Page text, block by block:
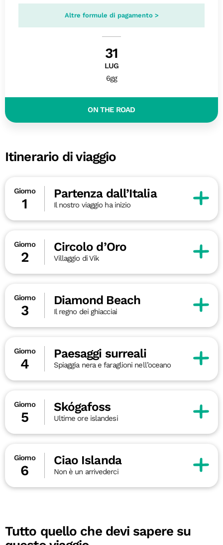
Altre formule di pagamento >
31
LUG
6gg
ON THE ROAD
Itinerario di viaggio
Giorno
1
Partenza dall’Italia
Il nostro viaggio ha inizio
Giorno
2
Circolo d’Oro
Villaggio di Vik
Giorno
3
Diamond Beach
Il regno dei ghiacciai
Giorno
4
Paesaggi surreali
Spiaggia nera e faraglioni nell’oceano
Giorno
5
Skógafoss
Ultime ore islandesi
Giorno
6
Ciao Islanda
Non è un arrivederci
Tutto quello che devi sapere su